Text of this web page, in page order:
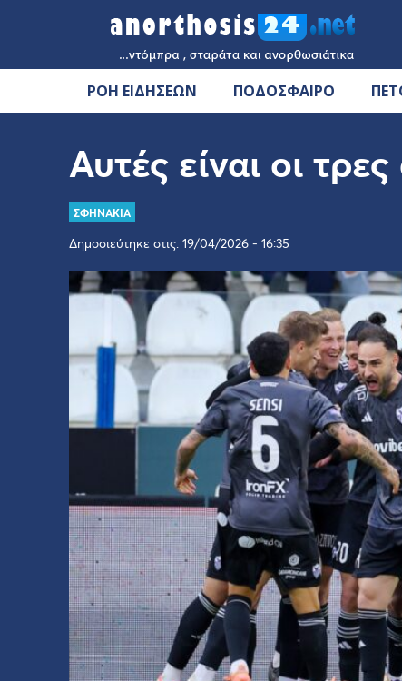
ΡΟΗ ΕΙΔΗΣΕΩΝ ΠΟΔΟΣΦΑΙΡΟ
Αυτές είναι οι
ΣΦΗΝΑΚΙΑ
Δημοσιεύτηκε στις: 19/04/2026 - 16:35